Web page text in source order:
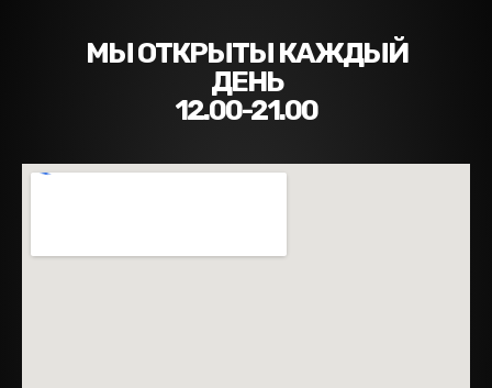
МЫ ОТКРЫТЫ КАЖДЫЙ
ДЕНЬ
12.00-21.00